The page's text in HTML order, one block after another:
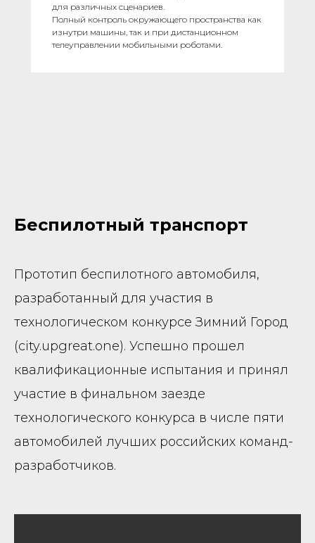
для различных сценариев.
Полный контроль окружающего пространства как
изнутри машины, так и при дистанционном
телеуправлении мобильными роботами.
Беспилотный транспорт
Прототип беспилотного автомобиля,
разработанный для участия в
технологическом конкурсе Зимний Город
(city.upgreat.one). Успешно прошел
квалификационные испытания и принял
участие в финальном заезде
технологического конкурса в числе пяти
автомобилей лучших российских команд-
разработчиков.